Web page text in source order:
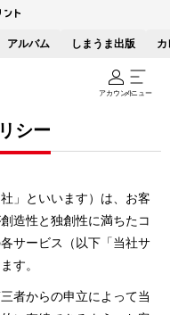
アルバム しまうま出版 カ
アカウントメニュー
シー
」といいます）は、お客
造性と独創性に満ちたコ
サービス（以下「当社サ
す。
者からの申⽴によって当